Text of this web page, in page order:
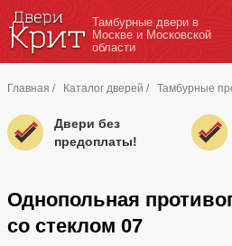
Тамбурные двери в
Москве и Московской
области
Главная / Каталог дверей / Тамбурные
Двери без
предоплаты!
Однопольная
со стеклом 07